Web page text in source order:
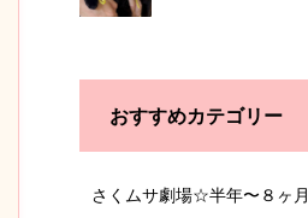
おすすめカテゴリー
さくムサ劇場☆半年〜８ヶ月